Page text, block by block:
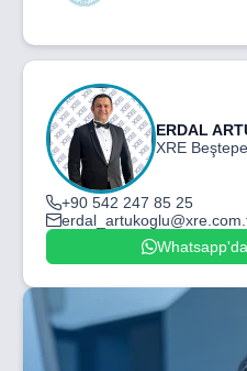
ERDAL
XRE Beştepe
+90 542 247 85 25